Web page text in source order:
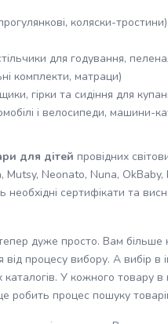
коляски-тростини)
для годування,
комплекти, матраци)
гірки та сидіння для
і велосипеди, машини-
для дітей провідних
Neonato, Nuna,
сертифікати та
дуже просто. Вам
процесу вибору. А вибір
У кожного товару
робить процес пошуку